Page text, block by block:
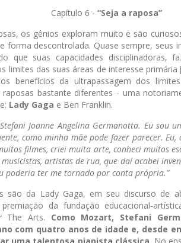
Capítulo 6 - “Seja a raposa”
os gênios exploram muito e são
forma descontrolada. Quase sempre, seus
que suas capacidades disciplinadoras,
limites das suas áreas de interesse primária
benefícios da ultrapassagem dos
raposas bastante diferentes - uma
Lady Gaga e Ben Franklin.
Joanne Angelina Germanotta. Eu sou
como minha mãe pode fazer parecer.
filmes, criei muita arte, conheci muitos
musicistas, artistas de rua, que daí acabei
poderia ter me tornado por conta própria.”
são da Lady Gaga, em seu discurso de
da fundação educacional-
The Arts. Como Mozart, Stefani
com quatro anos de idade e, desde